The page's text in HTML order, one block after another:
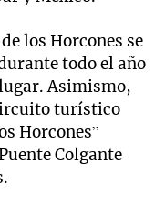
los Horcones se
todo el año
Asimismo,
turístico
Horcones”
Colgante